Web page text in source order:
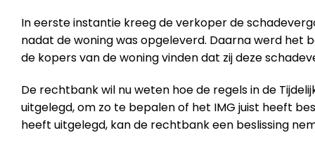
In eerste instantie kreeg de verkoper de
nadat de woning was opgeleverd. Daarna werd het
de kopers van de woning vinden dat zij deze
De rechtbank wil nu weten hoe de regels in de
uitgelegd, om zo te bepalen of het IMG juist heeft
heeft uitgelegd, kan de rechtbank een beslissing